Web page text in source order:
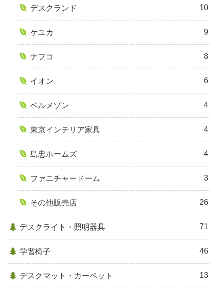
デスクランド 10
ケユカ 9
ナフコ 8
イオン 6
ベルメゾン 4
東京インテリア家具 4
島忠ホームズ 4
ファニチャードーム 3
その他販売店 26
デスクライト・照明器具 71
学習椅子 46
デスクマット・カーペット 13